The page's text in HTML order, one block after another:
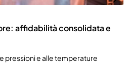
affidabilità consolidata e
pressioni e alle temperature